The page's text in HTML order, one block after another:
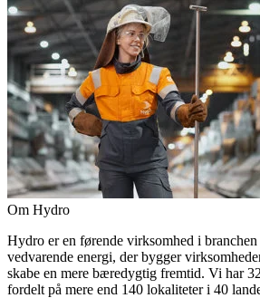
Om Hydro
Hydro er en førende virksomhed i
vedvarende energi, der bygger
skabe en mere bæredygtig fremtid. Vi har
fordelt på mere end 140 lokaliteter i 40